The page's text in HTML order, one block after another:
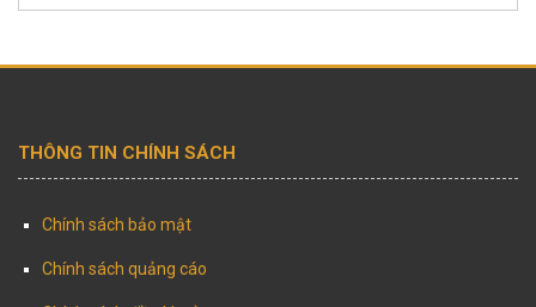
THÔNG TIN CHÍNH SÁCH
Chính sách bảo mật
Chính sách quảng cáo